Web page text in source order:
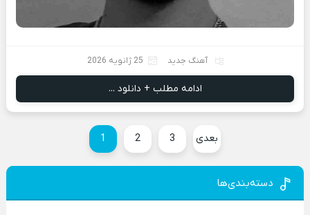
آهنگ جدید 25 ژانویه 2026
ادامه مطلب + دانلود ...
1 2 3 بعدی
دسته‌بندی‌ها